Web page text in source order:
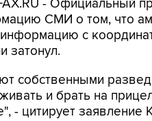
- Официальный
СМИ о том, что
с
затонул.
собственными
и брать на
- цитирует заявление